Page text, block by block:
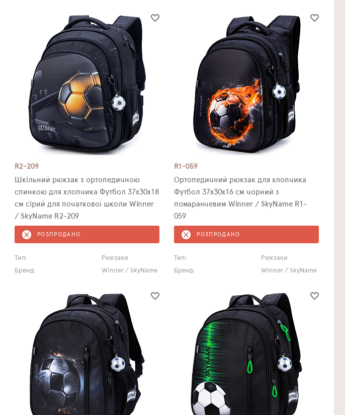
R2-209
Шкільний рюкзак з ортопедичною
спинкою для хлопчика Футбол 37х30х18
см сірий для початкової школи Winner
/ SkyName R2-209
РОЗПРОДАНО
Тип:
Рюкзаки
Бренд:
Winner / SkyName
R1-059
Ортопедичний рюкзак для хлопчика
Футбол 37х30х16 см чорний з
помаранчевим Winner / SkyName R1-
059
РОЗПРОДАНО
Тип:
Рюкзаки
Бренд:
Winner / SkyName